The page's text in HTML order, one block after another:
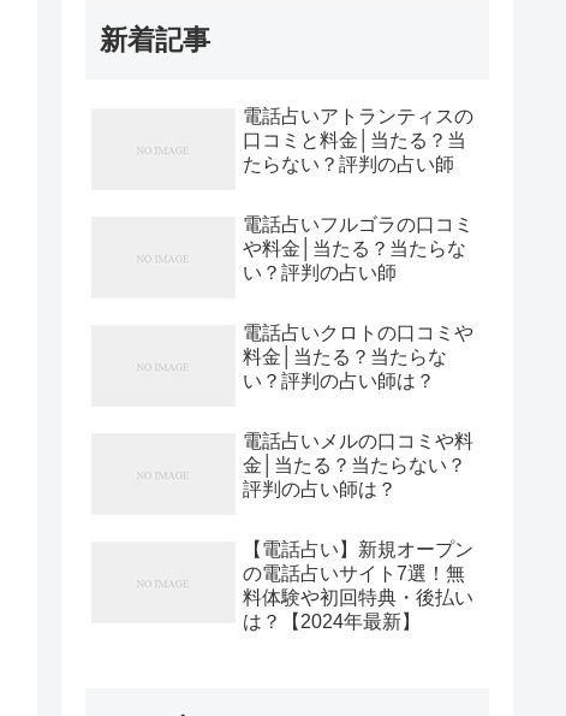
新着記事
電話占いアトランティスの
口コミと料金│当たる？当
たらない？評判の占い師
電話占いフルゴラの口コミ
や料金│当たる？当たらな
い？評判の占い師
電話占いクロトの口コミや
料金│当たる？当たらな
い？評判の占い師は？
電話占いメルの口コミや料
金│当たる？当たらない？
評判の占い師は？
【電話占い】新規オープン
の電話占いサイト7選！無
料体験や初回特典・後払い
は？【2024年最新】